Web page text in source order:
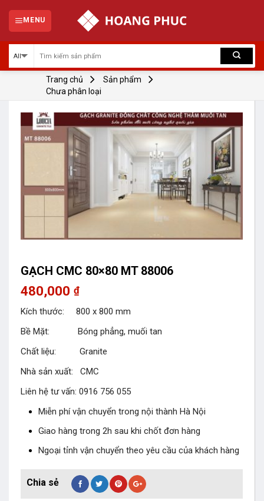
content
MENU
Trang chủ
Sản phẩm
Chưa phân loại
GẠCH CMC 80×80 MT 88006
480,000 ₫
Kích thước: 800 x 800 mm
Bề Mặt: Bóng phẳng, muối tan
Chất liệu: Granite
Nhà sản xuất: CMC
Liên hệ tư vấn: 0916 756 055
Miễn phí vận chuyển trong nội thành Hà Nội
Giao hàng trong 2h sau khi chốt đơn hàng
Ngoại tỉnh vận chuyển theo yêu cầu của khách hàng